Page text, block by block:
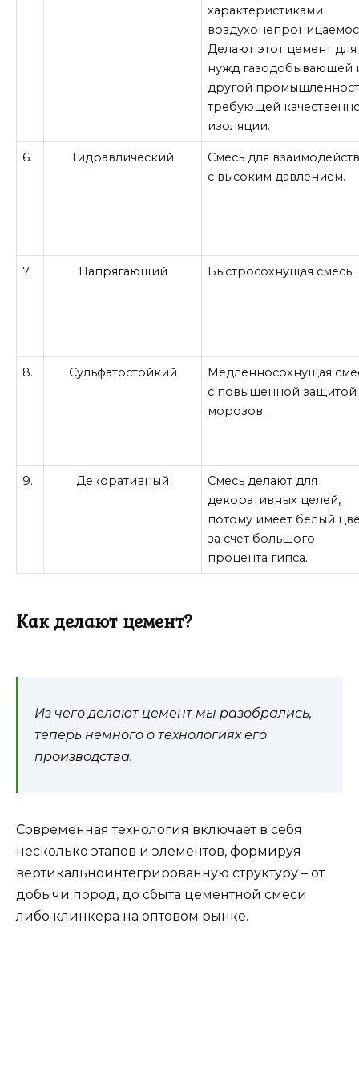
характеристиками
Делают этот цемент для
нужд газодобывающей
другой
требующей
изоляции.
6. Гидравлический
Смесь для
с высоким давлением.
7. Напрягающий Быстросохнущая смесь.
8. Сульфатостойкий
Медленносохнущая
с повышенной защитой
морозов.
9. Декоративный
Смесь делают для
декоративных целей,
потому имеет белый
за счет большого
процента гипса.
Как делают цемент?
Из чего делают цемент мы разобрались,
теперь немного о технологиях его
производства.
Современная технология включает в себя
несколько этапов и элементов, формируя
вертикальноинтегрированную структуру – от
добычи пород, до сбыта цементной смеси
либо клинкера на оптовом рынке.